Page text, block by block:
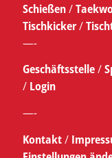
Schießen/
Tischkicker/
—-
Geschäftsstelle/
/ Login
—-
Kontakt/